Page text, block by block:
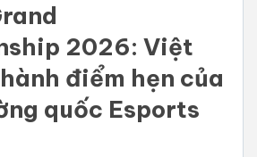
2026: Việt
điểm hẹn của
quốc Esports